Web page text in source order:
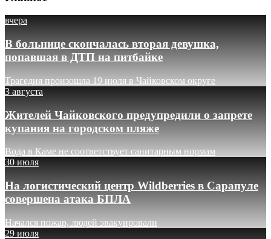
вчера
В больнице скончалась вторая девушка,
попавшая в ДТП на питбайке
Трагедия произошла 19 июля в Чайковском округе
3 августа
Жителей Чайковского предупредили о запрете
купания на городском пляже
Вода в Каме не соответствует санитарным нормам
30 июля
На логистический центр Wildberries в Сарапуле
совершена атака БПЛА
Начался пожар, людей эвакуировали
29 июля